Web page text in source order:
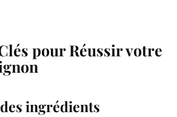
pour Réussir votre
ingrédients